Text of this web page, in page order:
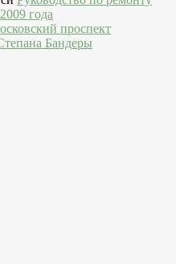
года
проспект
Бандеры